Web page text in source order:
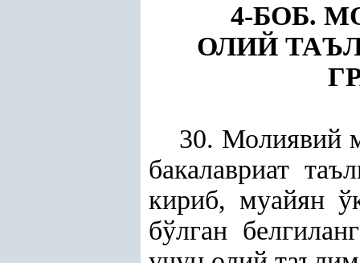
4-БОБ.
ОЛИЙ
30. Молиявий
бакалавриат
кириб, муайян ў
бўлган